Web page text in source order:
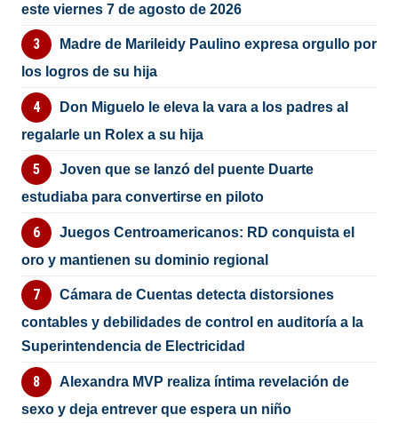
este viernes 7 de agosto de 2026
Madre de Marileidy Paulino expresa orgullo por
los logros de su hija
Don Miguelo le eleva la vara a los padres al
regalarle un Rolex a su hija
Joven que se lanzó del puente Duarte
estudiaba para convertirse en piloto
Juegos Centroamericanos: RD conquista el
oro y mantienen su dominio regional
Cámara de Cuentas detecta distorsiones
contables y debilidades de control en auditoría a la
Superintendencia de Electricidad
Alexandra MVP realiza íntima revelación de
sexo y deja entrever que espera un niño